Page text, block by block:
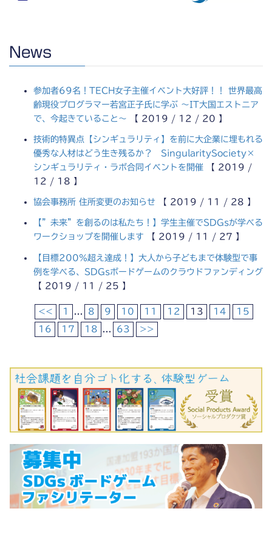
News
参加者69名！TECH女子主催イベント大好評！！ 世界最高
齢現役プログラマー若宮正子氏に学ぶ 〜IT大国エストニア
で、今起きていること〜 【 2019 / 12 / 20 】
技術的特異点【シンギュラリティ】を前に大企業に埋もれる
優秀な人材はどう生き残るか？ SingularitySociety×
シンギュラリティ・ラボ合同イベントを開催 【 2019 /
12 / 18 】
協会事務所 住所変更のお知らせ 【 2019 / 11 / 28 】
【”未来”を創るのは私たち！】学生主催でSDGsが学べる
ワークショップを開催します 【 2019 / 11 / 27 】
【目標200％超え達成！】大人から子どもまで体験型で事
例を学べる、SDGsボードゲームのクラウドファンディング
【 2019 / 11 / 25 】
<< 1 ... 8 9 10 11 12 13 14 15
16 17 18 ... 63 >>